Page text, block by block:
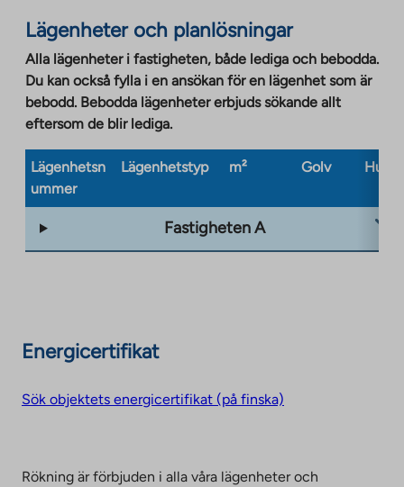
Lägenheter och planlösningar
Alla lägenheter i fastigheten, både lediga och bebodda.
Du kan också fylla i en ansökan för en lägenhet som är
bebodd. Bebodda lägenheter erbjuds sökande allt
eftersom de blir lediga.
Lägenhetsn
ummer
Lägenhetstyp m² Golv
Fastigheten A
Energicertifikat
Sök objektets energicertifikat (på finska)
Rökning är förbjuden i alla våra lägenheter och